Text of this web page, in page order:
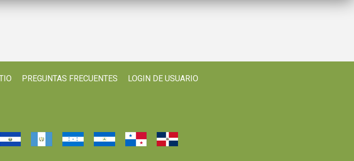
PREGUNTAS FRECUENTES LOGIN DE USUARIO